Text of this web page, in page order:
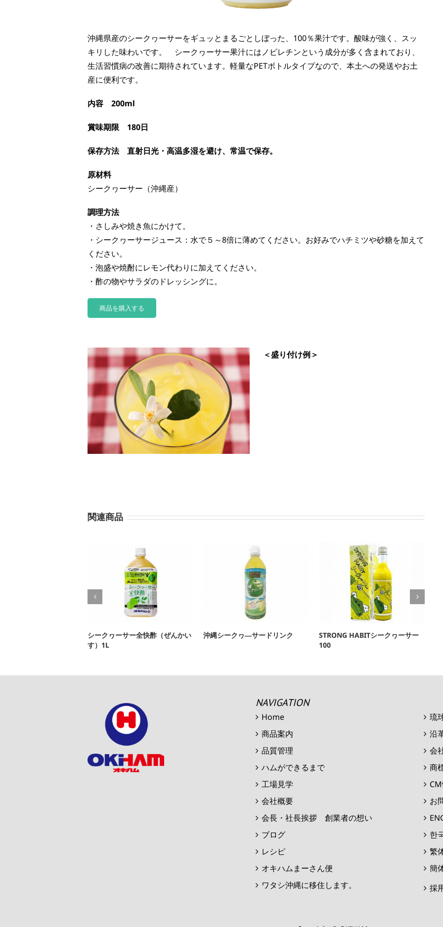
沖縄県産のシークヮーサーをギュッとまるごとしぼった、100％果汁です。酸味が強く、スッ
キリした味わいです。 シークヮーサー果汁にはノビレチンという成分が多く含まれており、
生活習慣病の改善に期待されています。軽量なPETボトルタイプなので、本土への発送やお土
産に便利です。
内容 200ml
賞味期限 180日
保存方法 直射日光・高温多湿を避け、常温で保存。
原材料
シークヮーサー（沖縄産）
調理方法
・さしみや焼き魚にかけて。
・シークヮーサージュース：水で５～8倍に薄めてください。お好みでハチミツや砂糖を加えて
ください。
・泡盛や焼酎にレモン代わりに加えてください。
・酢の物やサラダのドレッシングに。
商品を購入する
＜盛り付け例＞
関連商品
シークヮーサー全快酢（ぜんかい
す）1L
沖縄シークヮ―サードリンク
STRONG HABITシークヮーサー
100
NAVIGATION
Home
商品案内
品質管理
ハムができるまで
工場見学
会社概要
会長・社長挨拶 創業者の想い
ブログ
レシピ
オキハムまーさん便
ワタシ沖縄に移住します。
琉
沿
会
商
お
한
繁
簡
採